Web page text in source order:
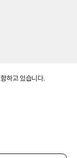
하고 있습니다.